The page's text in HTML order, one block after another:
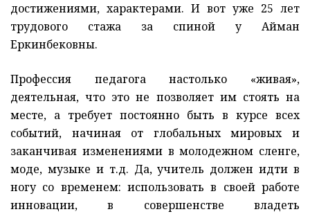
достижениями, характерами. И вот уже 25 лет
трудового стажа за спиной у Айман
Еркинбековны.
Профессия педагога настолько «живая»,
деятельная, что это не позволяет им стоять на
месте, а требует постоянно быть в курсе всех
событий, начиная от глобальных мировых и
заканчивая изменениями в молодежном сленге,
моде, музыке и т.д. Да, учитель должен идти в
ногу со временем: использовать в своей работе
инновации, в совершенстве владеть